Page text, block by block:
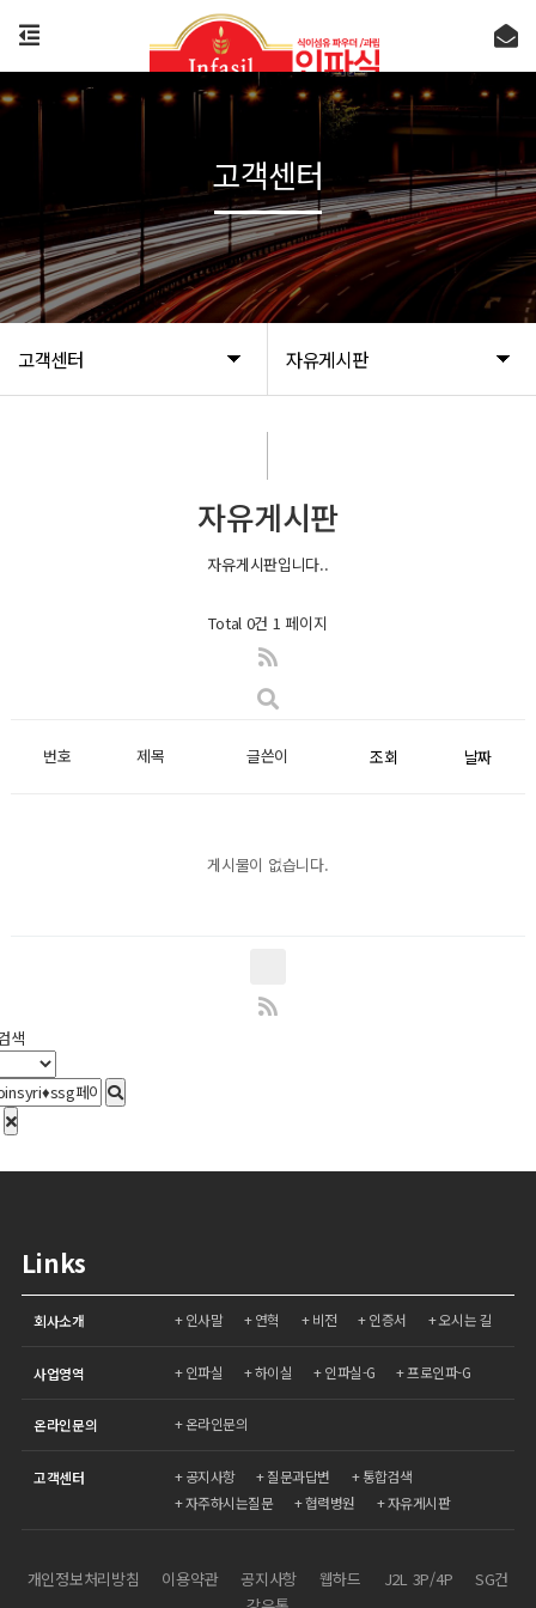
고객센터 자유게시판
고객센터
자유게시판
자유게시판입니다..
Total 0건 1 페이지
번호 제목 글쓴이 조회 날짜
게시물이 없습니다.
색
Links
회사소개 인사말 연혁 비전 인증서 오시는 길
사업영역 인파실 하이실 인파실-G 프로인파-G
온라인문의 온라인문의
고객센터 공지사항 질문과답변
통합검색
자주하시는질문
협력병원 자유게시판
개인정보처리방침 이용약관 공지사항 웹하드 J2L 3P/4P
SG건